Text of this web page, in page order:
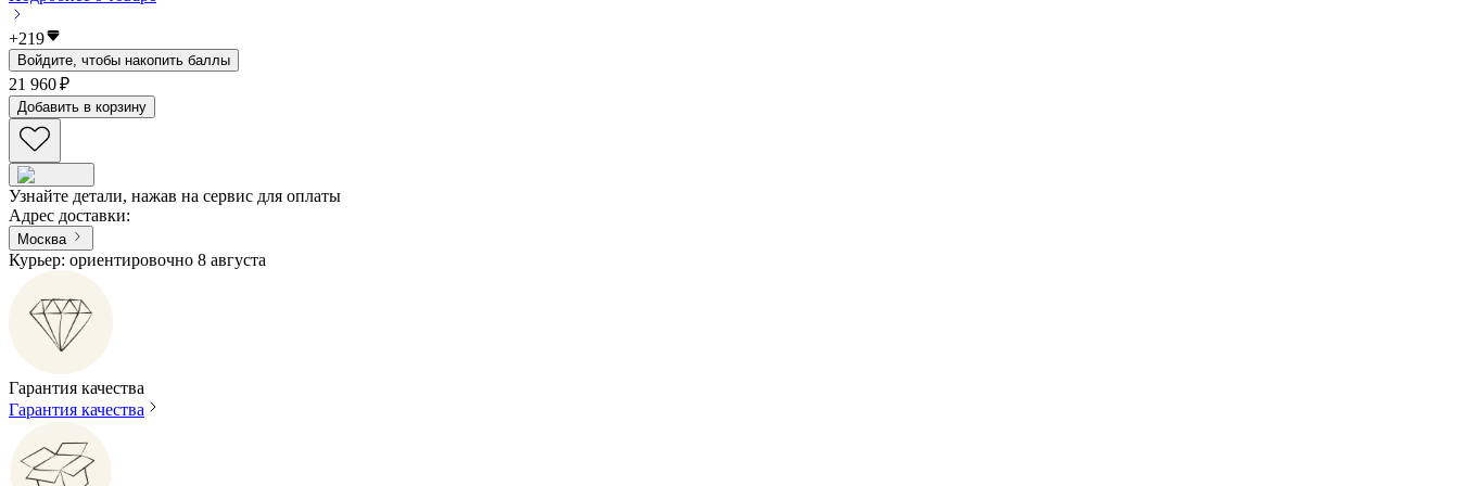
+219
Войдите, чтобы накопить баллы
21 960 ₽
Добавить в корзину
Узнайте детали, нажав на сервис для оплаты
Адрес доставки:
Москва
Курьер: ориентировочно 8 августа
Гарантия качества
Гарантия качества